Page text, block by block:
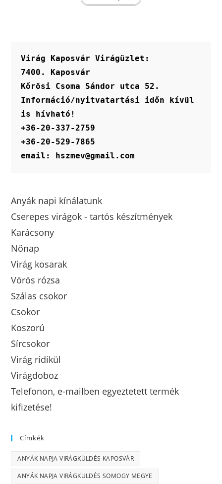
termékoldalon
választhatók
Virág Kaposvár Virágüzlet:
7400. Kaposvár
Kőrösi Csoma Sándor utca 52.
Információ/nyitvatartási időn kívül
is hívható!
+36-20-337-2759
+36-20-529-7865
email: hszmev@gmail.com
Anyák napi kínálatunk
Cserepes virágok - tartós készítmények
Karácsony
Nőnap
Virág kosarak
Vörös rózsa
Szálas csokor
Csokor
Koszorú
Sírcsokor
Virág ridikül
Virágdoboz
Telefonon, e-mailben egyeztetett termék
kifizetése!
Címkék
ANYÁK NAPJA VIRÁGKÜLDÉS KAPOSVÁR
ANYÁK NAPJA VIRÁGKÜLDÉS SOMOGY MEGYE